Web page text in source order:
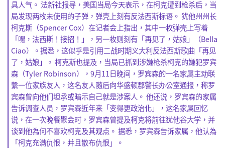
具人气。 法新社报导，美国当局今天表示，在柯克遭到枪杀后， 当
局发现两枚未使用的子弹，弹壳上刻有反法西斯标语。 犹他州州长
柯克斯（Spencer Cox）在记者会上指出，其中一枚弹壳上写着
「嘿，法西斯！ 接招！」，另一枚则刻有「再见了，姑娘」（Bella
Ciao）。据悉，这似乎是引用二战时期义大利反法西斯歌曲「再见
了，姑娘」。 柯克斯也提及，当局已抓到涉嫌枪杀柯克的嫌犯罗宾
森（Tyler Robinson），9月11日晚间， 罗宾森的一名家属主动联
繫一位家族友人， 这名友人随后向华盛顿郡警长办公室通报， 称罗
宾森曾向他们坦承或暗示自己就是涉案人。 他还说，罗宾森的家属
告诉调查人员，罗宾森近年来「变得更政治化」，这名家属回忆
说，在一次晚餐聚会时， 罗宾森曾提及柯克将前往犹他谷大学， 并
谈到他為何不喜欢柯克及其观点。 据悉，罗宾森告诉家属，他认為
「柯克充满仇恨，并且散布仇恨」。